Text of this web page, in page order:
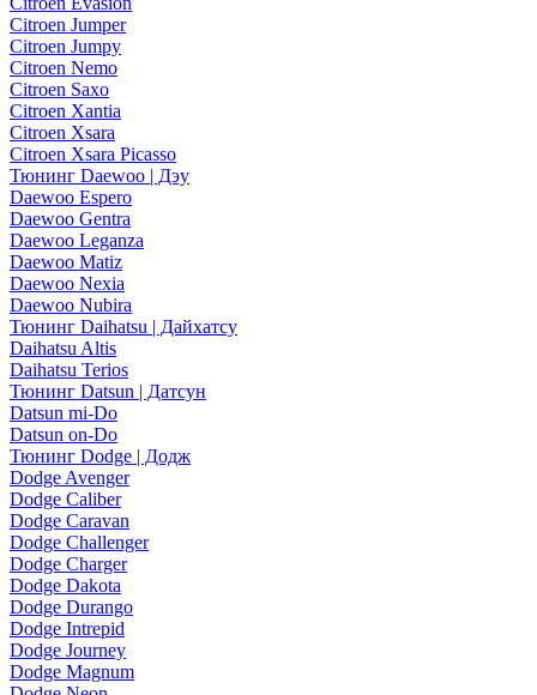
Citroen Jumper
Citroen Jumpy
Citroen Nemo
Citroen Saxo
Citroen Xantia
Citroen Xsara
Citroen Xsara Picasso
Тюнинг Daewoo | Дэу
Daewoo Espero
Daewoo Gentra
Daewoo Leganza
Daewoo Matiz
Daewoo Nexia
Daewoo Nubira
Тюнинг Daihatsu | Дайхатсу
Daihatsu Altis
Daihatsu Terios
Тюнинг Datsun | Датсун
Datsun mi-Do
Datsun on-Do
Тюнинг Dodge | Додж
Dodge Avenger
Dodge Caliber
Dodge Caravan
Dodge Challenger
Dodge Charger
Dodge Dakota
Dodge Durango
Dodge Intrepid
Dodge Journey
Dodge Magnum